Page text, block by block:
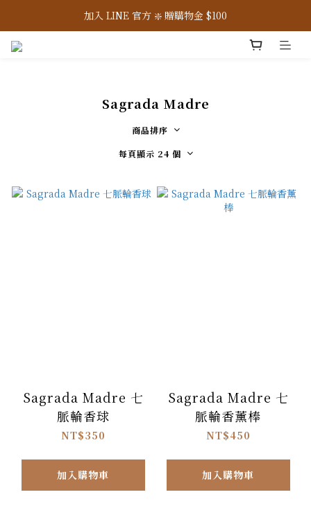
7/31-8/9 ☀️ 全館滿 2,800 免運，滿 3,800 即 95 折
加入 LINE 官方 ❇️ 贈購物金 $100
Sagrada Madre
商品排序
每頁顯示 24 個
Sagrada Madre 七
脈輪香球
NT$350
加入購物車
Sagrada Madre 七
脈輪香薰棒
NT$450
加入購物車